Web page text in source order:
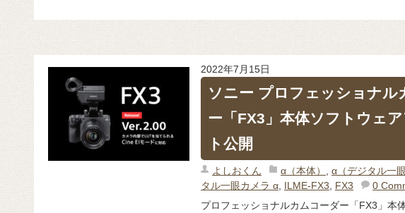
2022年7月15日
ソニー プロフェッショナル
ー「FX3」本体ソフトウェ
ト公開
よしおくん α（本体） α（デジタル一
タル一眼カメラ α, ILME-FX3 FX3
0
プロフェッショナルカムコーダー「FX3」本